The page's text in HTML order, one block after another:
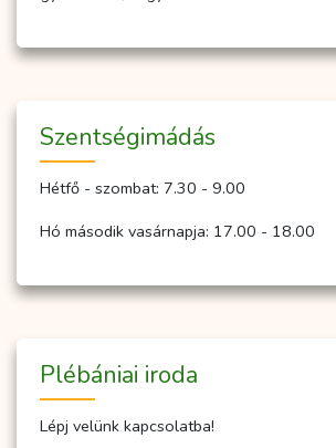
Szent­ség­imá­dás
Hétfő - szombat: 7.30 - 9.00
Hó második vasárnapja: 17.00 - 18.00
Plébániai iroda
Lépj velünk kapcsolatba!